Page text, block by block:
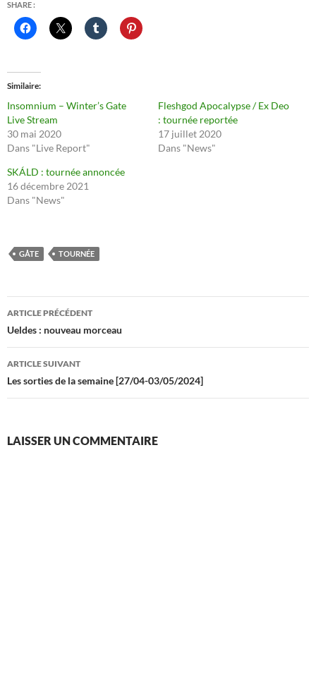
SHARE :
Similaire
Insomnium – Winter’s Gate
Live Stream
30 mai 2020
Dans "Live Report"
Fleshgod Apocalypse / Ex Deo
: tournée reportée
17 juillet 2020
Dans "News"
SKÁLD : tournée annoncée
16 décembre 2021
Dans "News"
GÅTE TOURNÉE
Navigation
des
articles
ARTICLE PRÉCÉDENT
Ueldes : nouveau morceau
ARTICLE SUIVANT
Les sorties de la semaine [27/04-03/05/2024]
LAISSER UN COMMENTAIRE